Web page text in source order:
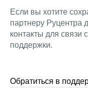
Если вы хотите
партнеру Руцентра
контакты для
поддержки.
Обратиться в